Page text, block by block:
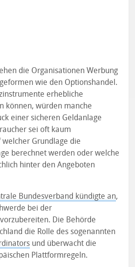
die Organisationen Werbung
wie den Optionshandel.
erhebliche
können, würden manche
einer sicheren Geldanlage
sei oft kaum
Grundlage die
berechnet werden oder welche
hinter den Angeboten
Bundesverband kündigte an,
bei der
Die Behörde
die Rolle des sogenannten
und überwacht die
Plattformregeln.